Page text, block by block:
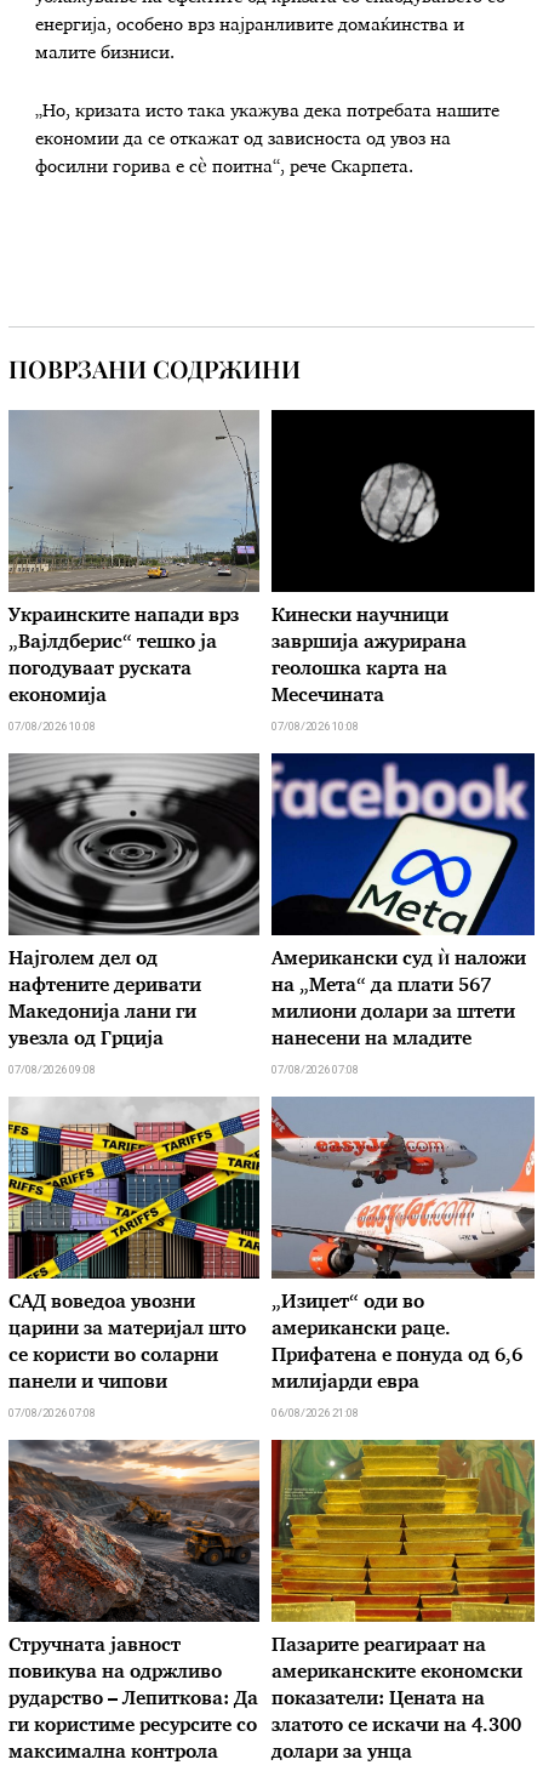
енергија, особено врз најранливите домаќинства и
малите бизниси.
„Но, кризата исто така укажува дека потребата нашите
економии да се откажат од зависноста од увоз на
фосилни горива е сè поитна“, рече Скарпета.
ПОВРЗАНИ СОДРЖИНИ
Украинските напади врз
„Вајлдберис“ тешко ја
погодуваат руската
економија
07/08/2026 10:08
Кинески научници
завршија ажурирана
геолошка карта на
Месечината
07/08/2026 10:08
Најголем дел од
нафтените деривати
Македонија лани ги
увезла од Грција
07/08/2026 09:08
Американски суд ѝ наложи
на „Мета“ да плати 567
милиони долари за штети
нанесени на младите
07/08/2026 07:08
САД воведоа увозни
царини за материјал што
се користи во соларни
панели и чипови
07/08/2026 07:08
„Изиџет“ оди во
американски раце.
Прифатена е понуда од 6,6
милијарди евра
06/08/2026 21:08
Стручната јавност
повикува на одржливо
рударство – Лепиткова: Да
ги користиме ресурсите со
максимална контрола
Пазарите реагираат на
американските економски
показатели: Цената на
златото се искачи на 4.300
долари за унца